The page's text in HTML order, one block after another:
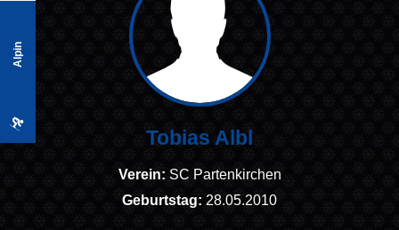
Alpin
Tobias Albl
Verein: SC Partenkirchen
Geburtstag: 28.05.2010